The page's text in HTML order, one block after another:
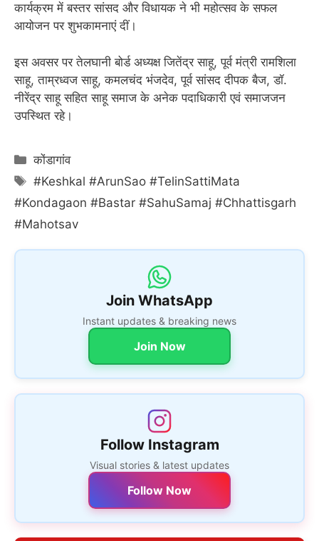
कार्यक्रम में बस्तर सांसद और विधायक ने भी महोत्सव के सफल
आयोजन पर शुभकामनाएं दीं।
इस अवसर पर तेलघानी बोर्ड अध्यक्ष जितेंद्र साहू, पूर्व मंत्री रामशिला
साहू, ताम्रध्वज साहू, कमलचंद भंजदेव, पूर्व सांसद दीपक बैज, डॉ.
नीरेंद्र साहू सहित साहू समाज के अनेक पदाधिकारी एवं समाजजन
उपस्थित रहे।
Categories
कोंडागांव
Tags
#Keshkal #ArunSao #TelinSattiMata
#Kondagaon #Bastar #SahuSamaj #Chhattisgarh
#Mahotsav
Join WhatsApp
Instant updates & breaking news
Join Now
Follow Instagram
Visual stories & latest updates
Follow Now